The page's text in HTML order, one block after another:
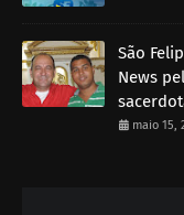
São
News
maio 15,